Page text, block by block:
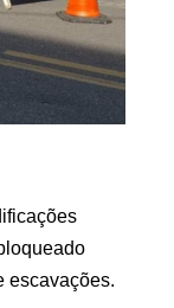
escavações.